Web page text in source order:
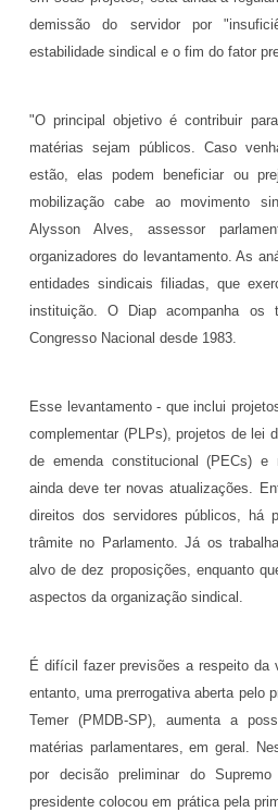
demissão do servidor por
estabilidade sindical e o fim do fator
"O principal objetivo é contribuir
matérias sejam públicos. Caso
estão, elas podem beneficiar ou
mobilização cabe ao movimento
Alysson Alves, assessor
organizadores do levantamento. As
entidades sindicais filiadas, que
instituição. O Diap acompanha os
Congresso Nacional desde 1983.
Esse levantamento - que inclui
complementar (PLPs), projetos de lei
de emenda constitucional (PECs) e
ainda deve ter novas atualizações.
direitos dos servidores públicos, há
trâmite no Parlamento. Já os
alvo de dez proposições, enquanto
aspectos da organização sindical.
É difícil fazer previsões a respeito da
entanto, uma prerrogativa aberta pelo
Temer (PMDB-SP), aumenta a
matérias parlamentares, em geral.
por decisão preliminar do
presidente colocou em prática pela